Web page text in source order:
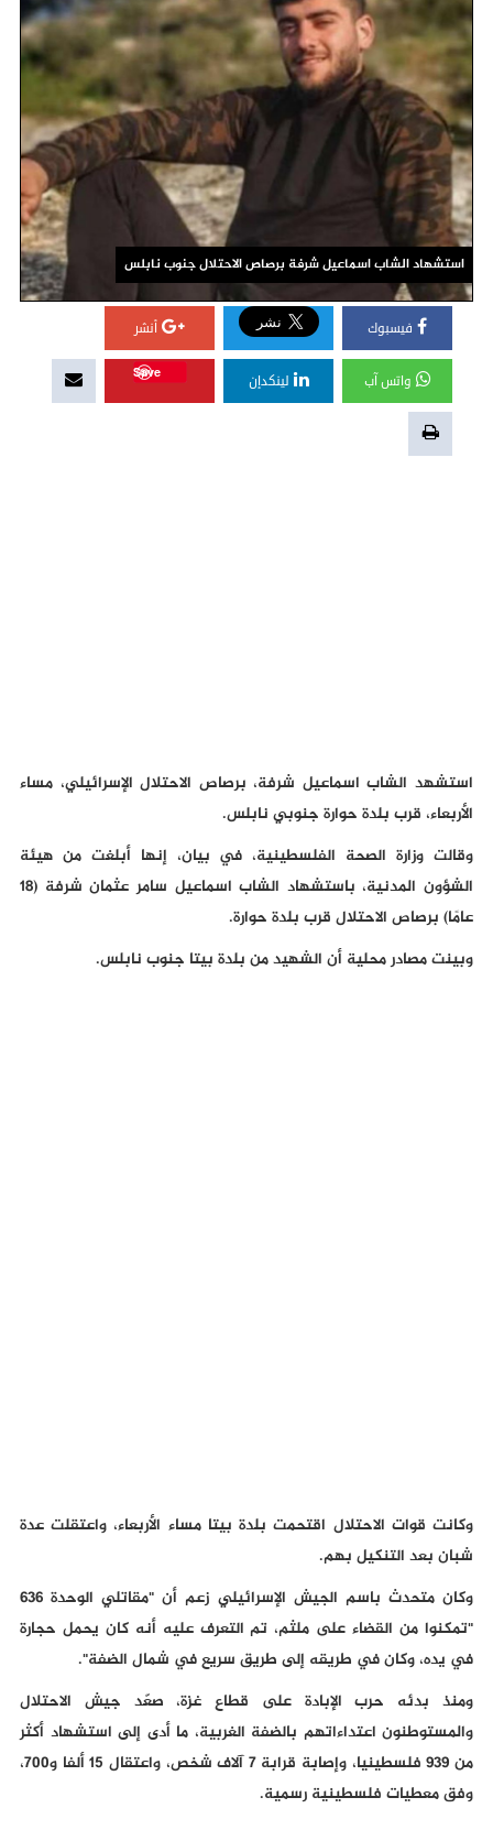
استشهاد الشاب اسماعيل شرفة برصاص الاحتلال جنوب نابلس
فيسبوك أنشر
واتس آب لينكدإن
Save
استشهد الشاب اسماعيل شرفة، برصاص الاحتلال الإسرائيلي، مساء
الأربعاء، قرب بلدة حوارة جنوبي نابلس.
وقالت وزارة الصحة الفلسطينية، في بيان، إنها أبلغت من هيئة
الشؤون المدنية، باستشهاد الشاب اسماعيل سامر عثمان شرفة (18
عامًا) برصاص الاحتلال قرب بلدة حوارة.
وبينت مصادر محلية أن الشهيد من بلدة بيتا جنوب نابلس.
وكانت قوات الاحتلال اقتحمت بلدة بيتا مساء الأربعاء، واعتقلت عدة
شبان بعد التنكيل بهم.
وكان متحدث باسم الجيش الإسرائيلي زعم أن "مقاتلي الوحدة 636
"تمكنوا من القضاء على ملثم، تم التعرف عليه أنه كان يحمل حجارة
في يده، وكان في طريقه إلى طريق سريع في شمال الضفة".
ومنذ بدئه حرب الإبادة على قطاع غزة، صعّد جيش الاحتلال
والمستوطنون اعتداءاتهم بالضفة الغربية، ما أدى إلى استشهاد أكثر
من 939 فلسطينيا، وإصابة قرابة 7 آلاف شخص، واعتقال 15 ألفا و700،
وفق معطيات فلسطينية رسمية.